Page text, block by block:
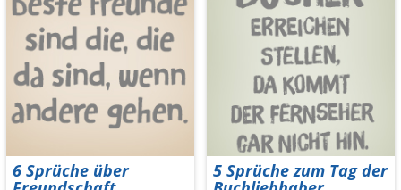
6 Sprüche über 5 Sprüche zum Tag der